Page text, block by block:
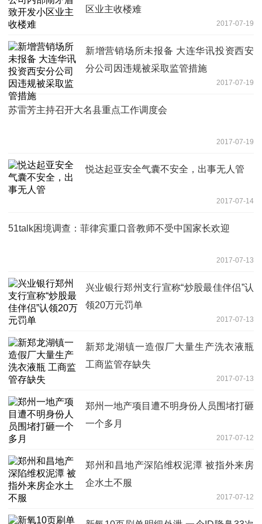
区业主收楼难
2017-07-19
新增营销场所未报备 大连华讯投资西安
分公司因违规被采取监管措施
2017-07-19
苏雷芳主持召开大名县重点工作调度会
2017-07-19
悦达起亚安全气囊不安全，出事无人管
2017-07-14
51talk困境调查：菲律宾重口音教师不受中国家长欢迎
2017-07-13
兴业银行郑州支行宣称“炒股最佳伴侣”认
领20万元罚单
2017-07-13
新郑龙湖镇一造假厂大量生产洗衣液瓶
工商监管存缺失
2017-07-13
郑州一地产项目遭不明身份人员围堵打砸
一个多月
2017-07-12
郑州和昌地产深陷维权泥潭 被指外来房
企水土不服
2017-07-12